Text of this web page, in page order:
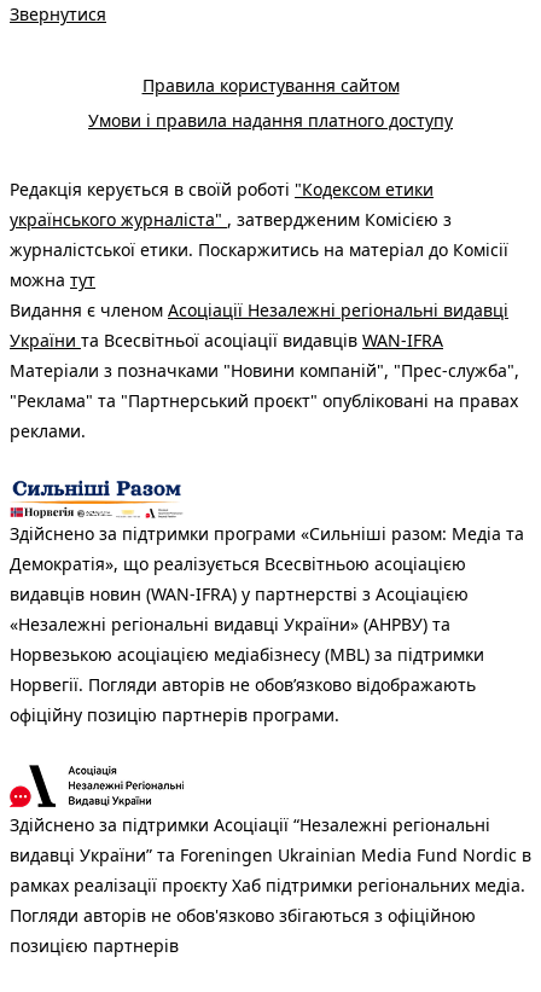
Звернутися
Правила користування сайтом
Умови і правила надання платного доступу
Редакція керується в своїй роботі "Кодексом етики
українського журналіста" , затвердженим Комісією з
журналістської етики. Поскаржитись на матеріал до Комісії
можна тут
Видання є членом Асоціації Незалежні регіональні видавці
України та Всесвітньої асоціації видавців WAN-IFRA
Матеріали з позначками "Новини компаній", "Прес-служба",
"Реклама" та "Партнерський проєкт" опубліковані на правах
реклами.
Здійснено за підтримки програми «Сильніші разом: Медіа та
Демократія», що реалізується Всесвітньою асоціацією
видавців новин (WAN-IFRA) у партнерстві з Асоціацією
«Незалежні регіональні видавці України» (АНРВУ) та
Норвезькою асоціацією медіабізнесу (MBL) за підтримки
Норвегії. Погляди авторів не обов’язково відображають
офіційну позицію партнерів програми.
Здійснено за підтримки Асоціації “Незалежні регіональні
видавці України” та Foreningen Ukrainian Media Fund Nordic в
рамках реалізації проєкту Хаб підтримки регіональних медіа.
Погляди авторів не обов'язково збігаються з офіційною
позицією партнерів